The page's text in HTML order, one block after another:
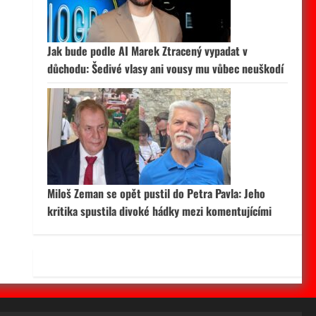
Jak bude podle AI Marek Ztracený vypadat v
důchodu: Šedivé vlasy ani vousy mu vůbec neuškodí
Miloš Zeman se opět pustil do Petra Pavla: Jeho
kritika spustila divoké hádky mezi komentujícími